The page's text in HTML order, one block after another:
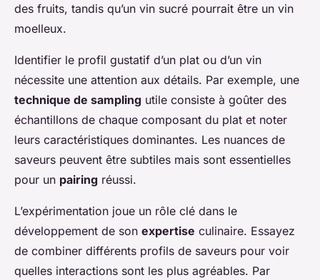
des fruits, tandis qu’un vin sucré pourrait être un vin
moelleux.
Identifier le profil gustatif d’un plat ou d’un vin
nécessite une attention aux détails. Par exemple, une
technique de sampling utile consiste à goûter des
échantillons de chaque composant du plat et noter
leurs caractéristiques dominantes. Les nuances de
saveurs peuvent être subtiles mais sont essentielles
pour un pairing réussi.
L’expérimentation joue un rôle clé dans le
développement de son expertise culinaire. Essayez
de combiner différents profils de saveurs pour voir
quelles interactions sont les plus agréables. Par